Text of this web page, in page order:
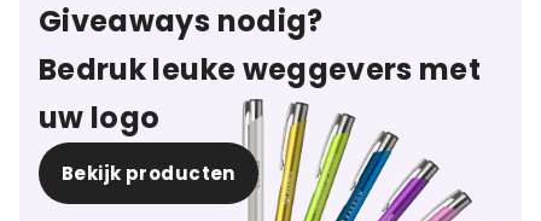
Giveaways nodig?
Bedruk leuke weggevers met
uw logo
Bekijk producten